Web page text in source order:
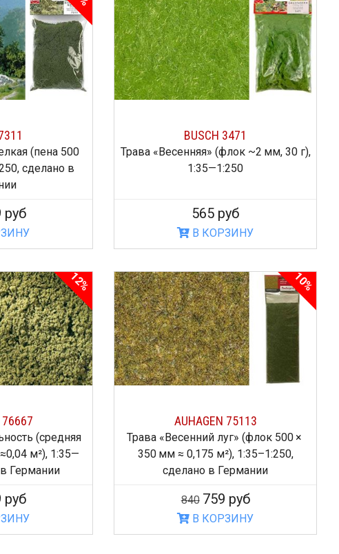
(пена 500
сделано в
руб
BUSCH 3471
Трава «Весенняя» (флок ~2 мм, 30 г),
1:35—1:250
565 руб
В КОРЗИНУ
76667
(средняя
м²), 1:35—
Германии
12%
руб
AUHAGEN 75113
Трава «Весенний луг» (флок 500 ×
350 мм ≈ 0,175 м²), 1:35–1:250,
сделано в Германии
10%
840 759 руб
В КОРЗИНУ